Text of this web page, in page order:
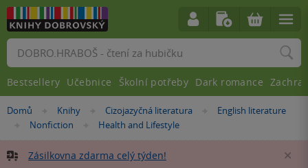
Nacházíte
Domů »Knihy »Cizojazyčná literatura »
English literature
»
Nonfiction »Health and Lifestyle
Zásilkovna zdarma celý týden!
Vyhledávání
Bestsellery Učebnice Školní potřeby Dark romance